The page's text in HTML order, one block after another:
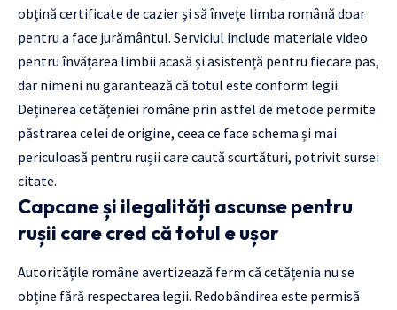
obțină certificate de cazier și să învețe limba română doar
pentru a face jurământul. Serviciul include materiale video
pentru învățarea limbii acasă și asistență pentru fiecare pas,
dar nimeni nu garantează că totul este conform legii.
Deținerea cetățeniei române prin astfel de metode permite
păstrarea celei de origine, ceea ce face schema și mai
periculoasă pentru rușii care caută scurtături, potrivit sursei
citate.
Capcane și ilegalități ascunse pentru
rușii care cred că totul e ușor
Autoritățile române avertizează ferm că cetățenia nu se
obține fără respectarea legii. Redobândirea este permisă